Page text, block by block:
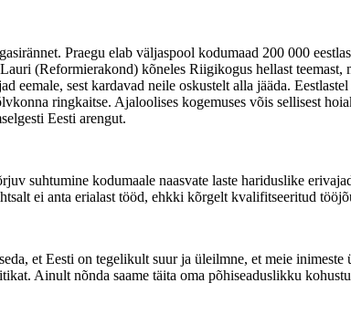
Praegu elab väljaspool kodumaad 200 000
(Reformierakond) kõneles Riigikogus hellast
eemale, sest kardavad neile oskustelt alla jääda.
ringkaitse. Ajaloolises kogemuses võis sellisest
Eesti arengut.
suhtumine kodumaale naasvate laste hariduslike
ei anta erialast tööd, ehkki kõrgelt kvalifitseeritud
et Eesti on tegelikult suur ja üleilmne, et meie
Ainult nõnda saame täita oma põhiseaduslikku